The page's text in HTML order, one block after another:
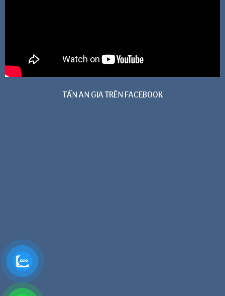
TẤN AN GIA TRÊN FACEBOOK